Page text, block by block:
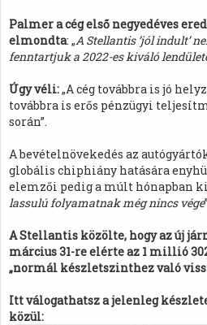
Palmer a cég első negyedéves
elmondta: „A Stellantis ’jól indult’
fenntartjuk a 2022-es kiváló
Úgy véli:„A cég továbbra is jó
továbbra is erős pénzügyi
során”.
A bevételnövekedés az
globális chiphiány hatására
elemzői pedig a múlt hónapban
lassulú folyamatnak még nincs vége
A Stellantis közölte, hogy az új
március 31-re elérte az 1 millió
„normál készletszinthez való
Itt válogathatsz a jelenleg
közül: